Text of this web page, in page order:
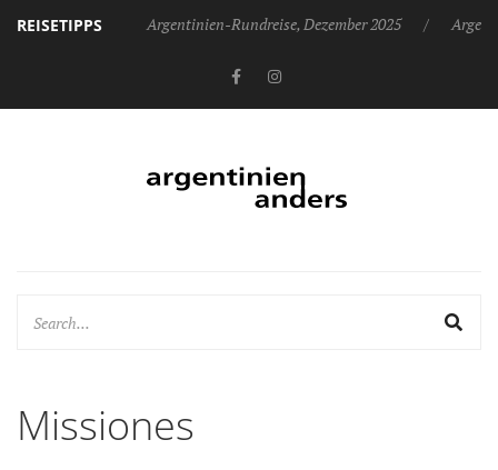
REISETIPPS Argentinien-Rundreise, Dezember 2025
Missiones